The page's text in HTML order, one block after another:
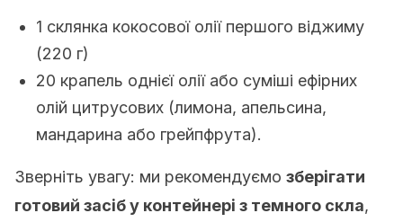
1 склянка кокосової олії першого віджиму
(220 г)
20 крапель однієї олії або суміші ефірних
олій цитрусових (лимона, апельсина,
мандарина або грейпфрута).
Зверніть увагу: ми рекомендуємо зберігати
готовий засіб у контейнері з темного скла,